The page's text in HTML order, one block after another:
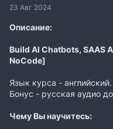
23 Авг 2024
Описание:
Build AI Chatbots, SAAS
NoCode]
Язык курса - английский.
Бонус - русская аудио
Чему Вы научитесь: